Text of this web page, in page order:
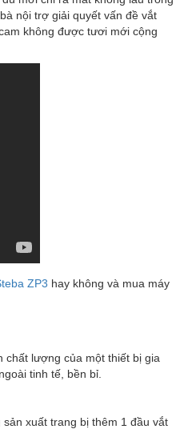
nội trợ giải quyết vấn đề vắt
không được tươi mới cộng
ZP3 hay không và mua máy
chất lượng của một thiết bị gia
tinh tế, bền bỉ.
xuất trang bị thêm 1 đầu vắt